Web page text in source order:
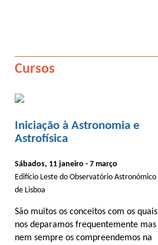
Cursos
Iniciação à Astronomia e
Astrofísica
Sábados, 11 janeiro - 7 março
Edifício Leste do Observatório Astronómico
de Lisboa
São muitos os conceitos com os quais
nos deparamos frequentemente mas
nem sempre os compreendemos na